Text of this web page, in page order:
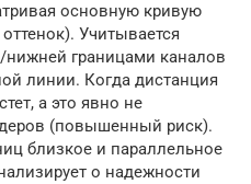
основную кривую
Учитывается
границами каналов
линии. Когда дистанция
а это явно не
(повышенный риск).
близкое и параллельное
о надежности